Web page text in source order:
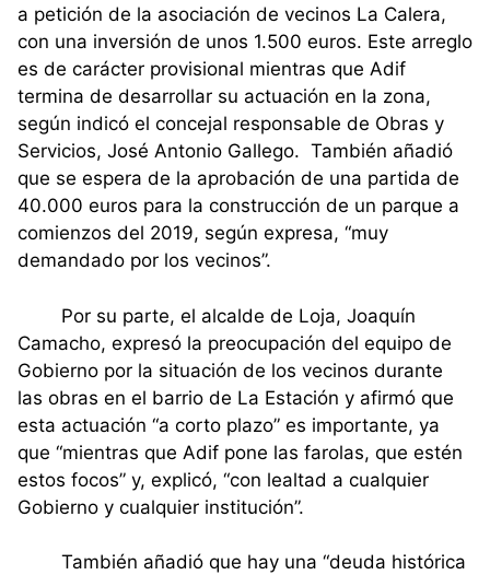
a petición de la asociación de vecinos La Calera,
con una inversión de unos 1.500 euros. Este arreglo
es de carácter provisional mientras que Adif
termina de desarrollar su actuación en la zona,
según indicó el concejal responsable de Obras y
Servicios, José Antonio Gallego. También añadió
que se espera de la aprobación de una partida de
40.000 euros para la construcción de un parque a
comienzos del 2019, según expresa, “muy
demandado por los vecinos”.
Por su parte, el alcalde de Loja, Joaquín
Camacho, expresó la preocupación del equipo de
Gobierno por la situación de los vecinos durante
las obras en el barrio de La Estación y afirmó que
esta actuación “a corto plazo” es importante, ya
que “mientras que Adif pone las farolas, que estén
estos focos” y, explicó, “con lealtad a cualquier
Gobierno y cualquier institución”.
También añadió que hay una “deuda histórica